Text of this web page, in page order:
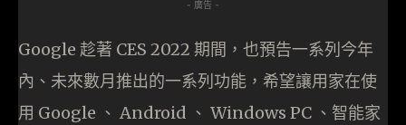
- 廣告 -
Google 趁著 CES 2022 期間，也預告一系列今年
內、未來數月推出的一系列功能，希望讓用家在使
用 Google 、 Android 、 Windows PC 、智能家